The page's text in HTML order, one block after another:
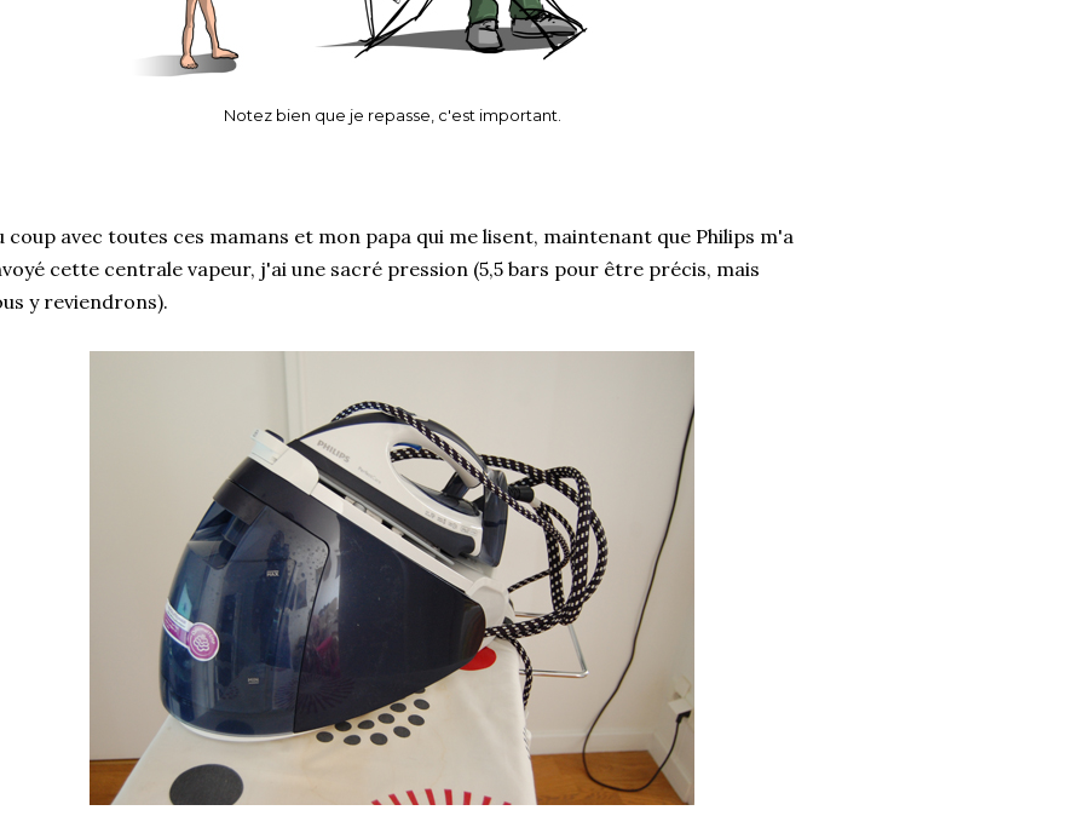
Notez bien que je repasse, c'est important.
coup avec toutes ces mamans et mon papa qui me lisent, maintenant que Philips m'a
cette centrale vapeur, j'ai une sacré pression (5,5 bars pour être précis, mais
y reviendrons).